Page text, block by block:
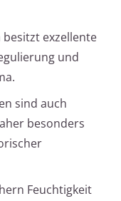
besitzt exzellente
und
sind auch
besonders
Feuchtigkeit